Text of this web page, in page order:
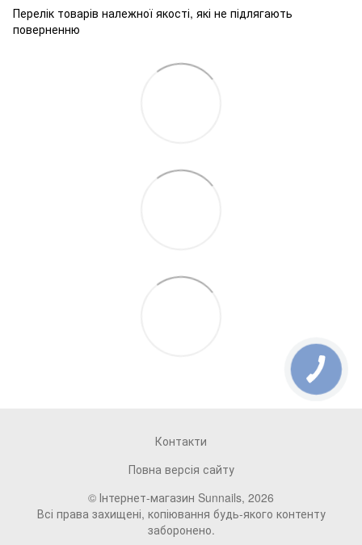
Перелік товарів належної якості, які не підлягають
поверненню
Контакти
Повна версія сайту
© Інтернет-магазин Sunnails, 2026
Всі права захищені, копіювання будь-якого контенту
заборонено.